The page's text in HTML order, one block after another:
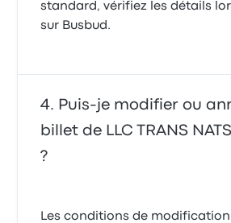
standard, vérifiez les détails
sur Busbud.
Puis-je modifier ou
billet de LLC TRANS
?
Les conditions de